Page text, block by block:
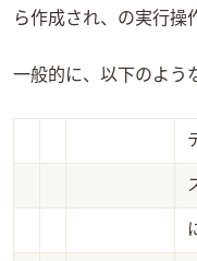
ら作成され、SQLの実行
一般的に、以下のような